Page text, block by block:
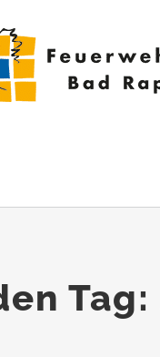
Tag: